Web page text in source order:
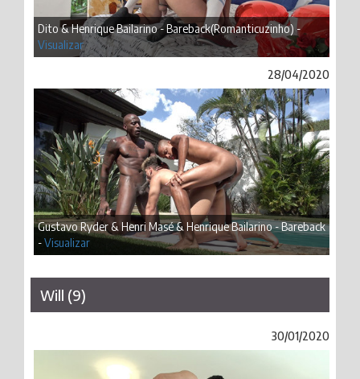
Dito & Henrique Bailarino - Bareback(Romanticuzinho) -
Visualizar
28/04/2020
Gustavo Ryder & Henri Masé & Henrique Bailarino - Bareback
-Visualizar
Will (9)
30/01/2020